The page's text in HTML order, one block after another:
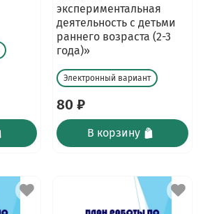
экспериментальная
деятельность с детьми
раннего возраста (2-3
года)»
Электронный вариант
80 ₽
В корзину